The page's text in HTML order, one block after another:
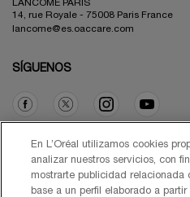
LANCOME PARIS
14, rue Royale - 75008 Paris France
lancome@es.oaccare.com
SÍGUENOS
Opción de compra
€ - ES (ES)
En L’Oréal utilizamos cookies
analizar nuestros servicios, con
mostrarte publicidad relacionada
base a un perfil elaborado a